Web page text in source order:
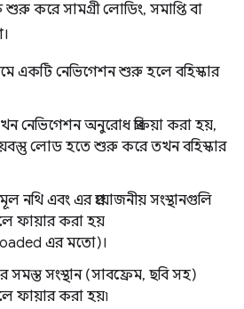
করে সামগ্রী লোডিং, সমাপ্তি বা
একটি নেভিগেশন শুরু হলে বহিস্কার
নেভিগেশন অনুরোধ প্রক্রিয়া করা হয়,
লোড হতে শুরু করে তখন বহিস্কার
নথি এবং এর প্রয়োজনীয় সংস্থানগুলি
ফায়ার করা হয়
এর মতো)।
সমস্ত সংস্থান (সাবফ্রেম, ছবি সহ)
ফায়ার করা হয়৷